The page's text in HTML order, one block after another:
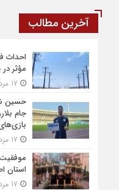
آخرین مطالب
احداث
مؤثر
حسین
جام
استان